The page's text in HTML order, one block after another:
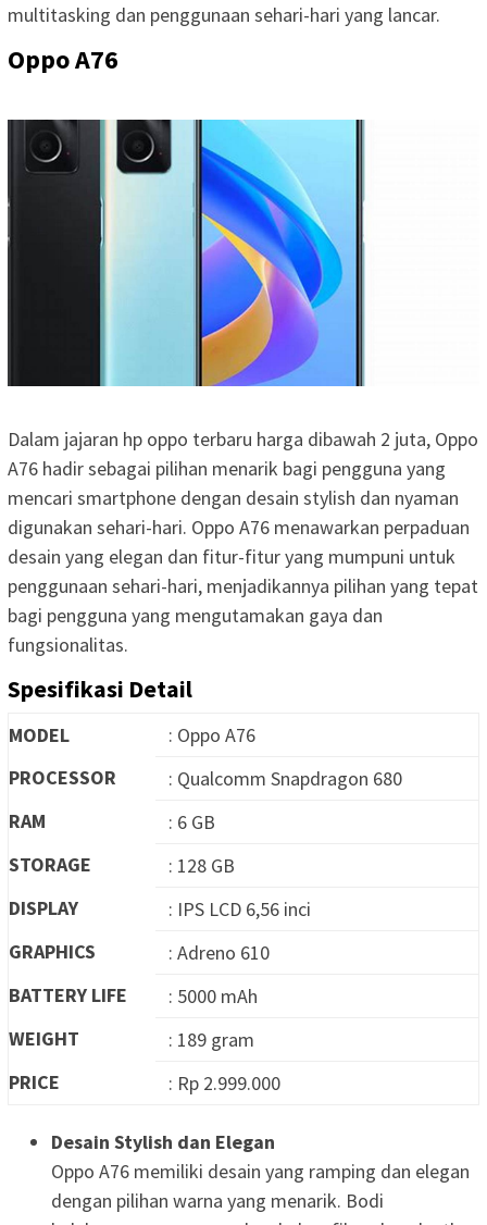
multitasking dan penggunaan sehari-hari yang lancar.
Oppo A76
Dalam jajaran hp oppo terbaru harga dibawah 2 juta, Oppo
A76 hadir sebagai pilihan menarik bagi pengguna yang
mencari smartphone dengan desain stylish dan nyaman
digunakan sehari-hari. Oppo A76 menawarkan perpaduan
desain yang elegan dan fitur-fitur yang mumpuni untuk
penggunaan sehari-hari, menjadikannya pilihan yang tepat
bagi pengguna yang mengutamakan gaya dan
fungsionalitas.
Spesifikasi Detail
MODEL
: Oppo A76
PROCESSOR
: Qualcomm Snapdragon 680
RAM
: 6 GB
STORAGE
: 128 GB
DISPLAY
: IPS LCD 6,56 inci
GRAPHICS
: Adreno 610
BATTERY LIFE
: 5000 mAh
WEIGHT
: 189 gram
PRICE
: Rp 2.999.000
Desain Stylish dan Elegan
Oppo A76 memiliki desain yang ramping dan elegan
dengan pilihan warna yang menarik. Bodi